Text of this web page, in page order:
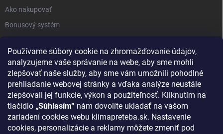
Používame súbory cookie na zhromažďovanie údajov,
analyzujeme vaše správanie na webe, aby sme mohli
zlepšovať naše služby, aby sme vám umožnili pohodlné
prehliadanie webovej stránky a vďaka analýze neustále
zlepšovali jej funkcie, výkon a použiteľnosť. Kliknutím na
tlačidlo „Súhlasím“ nám dovolíte ukladať na vašom
zariadení cookies webu klimapreteba.sk. Nastavenie
cookies, personalizácie a reklamy môžete zmeniť pod
Ako nakupovať
Bonusový systém
Blog - najnovšie články
Obchodné podmienky
Podmienky ochrany osobných údajov
Odstúpenie od zmluvy
Kontakty